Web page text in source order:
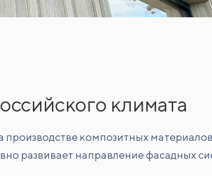
климата
композитных
развивает направление фасадных